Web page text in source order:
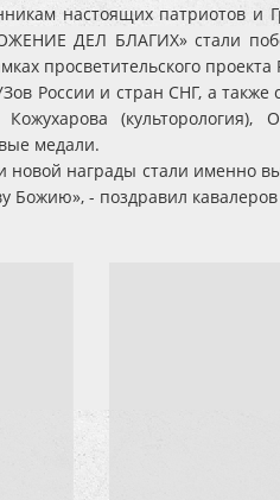
настоящих патриотов и
ДЕЛ БЛАГИХ» стали
просветительского
России и стран СНГ, а
(культорология),
медали.
награды стали именно
Божию», - поздравил